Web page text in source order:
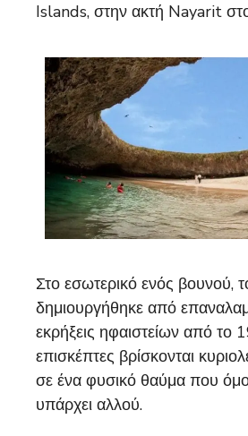
Islands, στην ακτή Nayarit
Στο εσωτερικό ενός βουνού,
δημιουργήθηκε από
εκρήξεις ηφαιστείων από το
επισκέπτες βρίσκονται
σε ένα φυσικό θαύμα που
υπάρχει αλλού.